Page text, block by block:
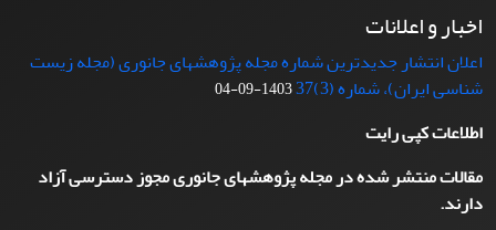
اخبار و اعلانات
اعلان انتشار جدیدترین شماره مجله پژوهشهای جانوری (مجله زیست
شناسی ایران)، شماره (3)37
1403-09-04
اطلاعات کپی رایت
مقالات منتشر شده در مجله پژوهشهای جانوری مجوز دسترسی آزاد
دارند.